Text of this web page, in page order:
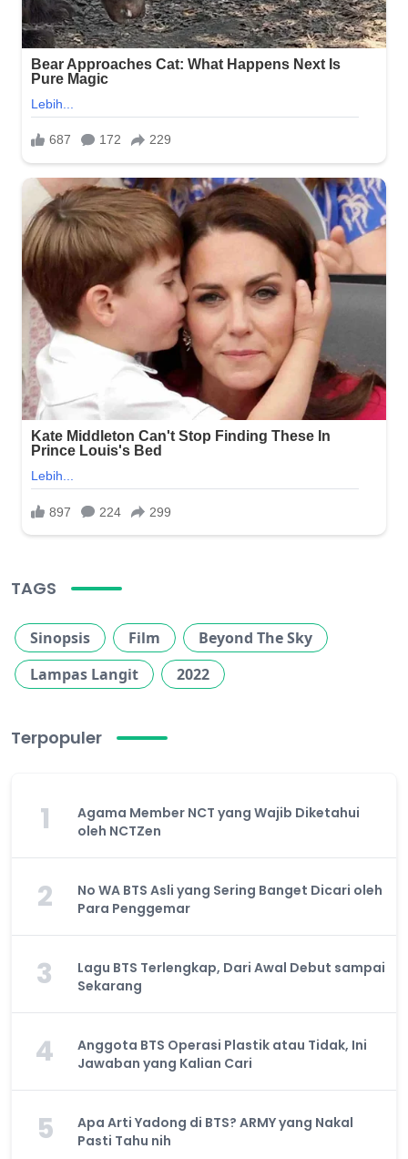
TAGS
Sinopsis Film
Beyond The Sky
Lampas Langit
2022
Terpopuler
1
Agama Member NCT yang Wajib Diketahui
oleh NCTZen
2
No WA BTS Asli yang Sering Banget Dicari oleh
Para Penggemar
3
Lagu BTS Terlengkap, Dari Awal Debut sampai
Sekarang
4
Anggota BTS Operasi Plastik atau Tidak, Ini
Jawaban yang Kalian Cari
5
Apa Arti Yadong di BTS? ARMY yang Nakal
Pasti Tahu nih